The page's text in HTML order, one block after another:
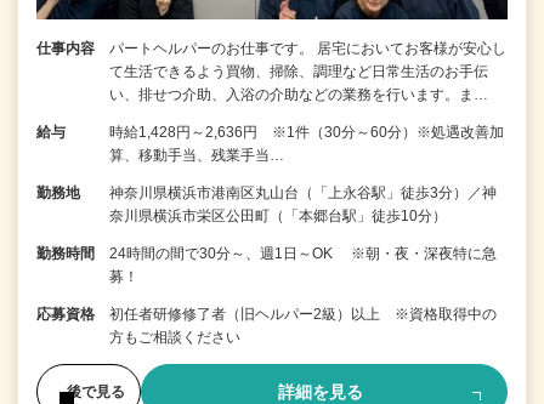
仕事内容
パートヘルパーのお仕事です。 居宅においてお客様が安心し
て生活できるよう買物、掃除、調理など日常生活のお手伝
い、排せつ介助、入浴の介助などの業務を行います。ま…
給与
時給1,428円～2,636円 ※1件（30分～60分）※処遇改善加
算、移動手当、残業手当…
勤務地
神奈川県横浜市港南区丸山台（「上永谷駅」徒歩3分）／神
奈川県横浜市栄区公田町（「本郷台駅」徒歩10分）
勤務時間
24時間の間で30分～、週1日～OK ※朝・夜・深夜特に急
募！
応募資格
初任者研修修了者（旧ヘルパー2級）以上 ※資格取得中の
方もご相談ください
後で見る 詳細を見る